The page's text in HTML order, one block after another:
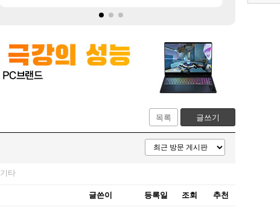
목록 글쓰기
기타
글쓴이 등록일 조회 추천